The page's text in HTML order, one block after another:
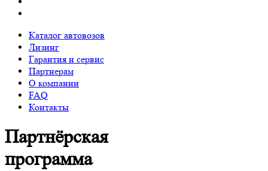
Каталог автовозов
Лизинг
Гарантия и сервис
Партнерам
О компании
FAQ
Контакты
Партнёрская
программа